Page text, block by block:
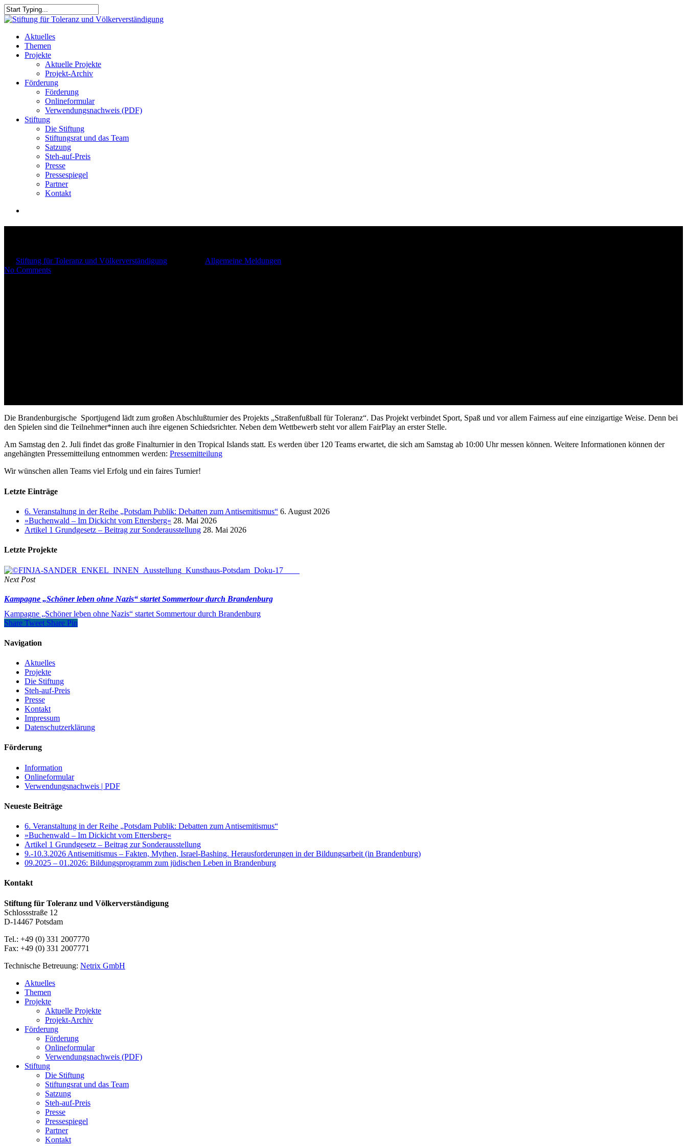
Skip
to
content
Close
search
Menu
Aktuelles
Themen
Projekte
Aktuelle Projekte
Projekt-Archiv
Förderung
Förderung
Onlineformular
Verwendungsnachweis (PDF)
Stiftung
Die Stiftung
Stiftungsrat und das Team
Satzung
Steh-auf-Preis
Presse
Pressespiegel
Partner
Kontakt
Stiftung für Toleranz und Völkerverständigung
Allgemeine Meldungen
No Comments
Die Brandenburgische Sportjugend lädt zum großen Abschlußturnier des Projekts „Straßenfußball für Toleranz“. Das Projekt verbindet Sport, Spaß und vor allem Fairness auf eine einzigartige Weise. Denn bei
den Spielen sind die Teilnehmer*innen auch ihre eigenen Schiedsrichter. Neben dem Wettbewerb steht vor allem FairPlay an erster Stelle.
Am Samstag den 2. Juli findet das große Finalturnier in den Tropical Islands statt. Es werden über 120 Teams erwartet, die sich am Samstag ab 10:00 Uhr messen können. Weitere Informationen können der
angehängten Pressemitteilung entnommen werden: Pressemitteilung
Wir wünschen allen Teams viel Erfolg und ein faires Turnier!
Letzte Einträge
6. Veranstaltung in der Reihe „Potsdam Publik: Debatten zum Antisemitismus“ 6. August 2026
»Buchenwald – Im Dickicht vom Ettersberg« 28. Mai 2026
Artikel 1 Grundgesetz – Beitrag zur Sonderausstellung 28. Mai 2026
Letzte Projekte
Next Post
Kampagne „Schöner leben ohne Nazis“ startet Sommertour durch Brandenburg
Kampagne „Schöner leben ohne Nazis“ startet Sommertour durch Brandenburg
Share Tweet Share Pin
Navigation
Aktuelles
Projekte
Die Stiftung
Steh-auf-Preis
Presse
Kontakt
Impressum
Datenschutzerklärung
Förderung
Information
Onlineformular
Verwendungsnachweis | PDF
Neueste Beiträge
6. Veranstaltung in der Reihe „Potsdam Publik: Debatten zum Antisemitismus“
»Buchenwald – Im Dickicht vom Ettersberg«
Artikel 1 Grundgesetz – Beitrag zur Sonderausstellung
9.-10.3.2026 Antisemitismus – Fakten, Mythen, Israel-Bashing. Herausforderungen in der Bildungsarbeit (in Brandenburg)
09.2025 – 01.2026: Bildungsprogramm zum jüdischen Leben in Brandenburg
Kontakt
Stiftung für Toleranz und Völkerverständigung
Schlossstraße 12
D-14467 Potsdam
Tel.: +49 (0) 331 2007770
Fax: +49 (0) 331 2007771
Technische Betreuung: Netrix GmbH
Close
Menu
Aktuelles
Themen
Projekte
Aktuelle Projekte
Projekt-Archiv
Förderung
Förderung
Onlineformular
Verwendungsnachweis (PDF)
Stiftung
Die Stiftung
Stiftungsrat und das Team
Satzung
Steh-auf-Preis
Presse
Pressespiegel
Partner
Kontakt